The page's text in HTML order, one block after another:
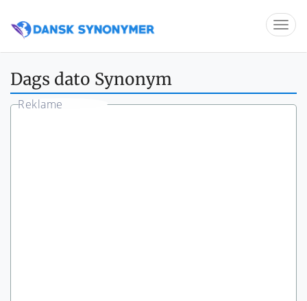
Dags dato Synonym